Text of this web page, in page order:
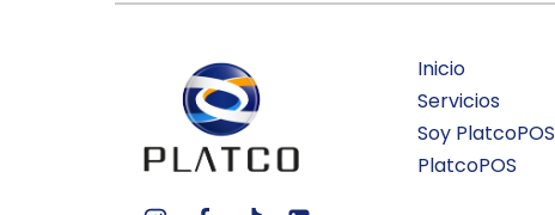
Inicio
Servicios
Soy PlatcoPOS
PlatcoPOS